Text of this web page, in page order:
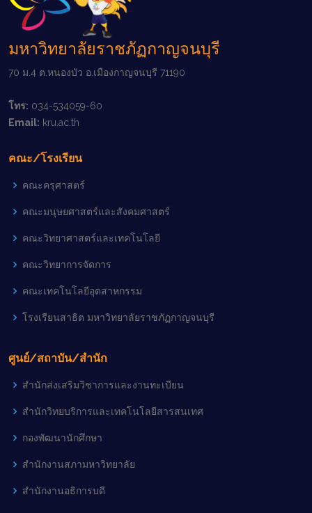
มหาวิทยาลัยราชภัฏกาญจนบุรี
70 ม.4 ต.หนองบัว อ.เมืองกาญจนบุรี 71190
โทร: 034-534059-60
Email: kru.ac.th
คณะ/โรงเรียน
คณะครุศาสตร์
คณะมนุษยศาสตร์และสังคมศาสตร์
คณะวิทยาศาสตร์และเทคโนโลยี
คณะวิทยาการจัดการ
คณะเทคโนโลยีอุตสาหกรรม
โรงเรียนสาธิต มหาวิทยาลัยราชภัฏกาญจนบุรี
ศูนย์/สถาบัน/สำนัก
สำนักส่งเสริมวิชาการและงานทะเบียน
สำนักวิทยบริการและเทคโนโลยีสารสนเทศ
กองพัฒนานักศึกษา
สำนักงานสภามหาวิทยาลัย
สำนักงานอธิการบดี